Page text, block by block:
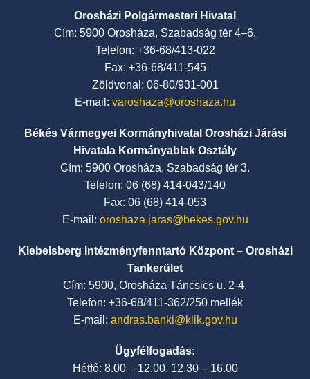
Orosházi Polgármesteri Hivatal
Cím: 5900 Orosháza, Szabadság tér 4–6.
Telefon: +36-68/413-022
Fax: +36-68/411-545
Zöldvonal: 06-80/931-001
E-mail: varoshaza@oroshaza.hu
Békés Vármegyei Kormányhivatal Orosházi Járási
Hivatala Kormányablak Osztály
Cím: 5900 Orosháza, Szabadság tér 3.
Telefon: 06 (68) 414-043/140
Fax: 06 (68) 414-053
E-mail: oroshaza.jaras@bekes.gov.hu
Klebelsberg Intézményfenntartó Központ – Orosházi
Tankerület
Cím: 5900, Orosháza Táncsics u. 2-4.
Telefon: +36-68/411-362/250 mellék
E-mail: andras.banki@klik.gov.hu
Ügyfélfogadás:
Hétfő: 8.00 – 12.00, 12.30 – 16.00